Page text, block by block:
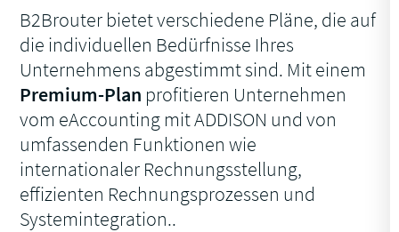
B2Brouter bietet verschiedene Pläne, die auf
die individuellen Bedürfnisse Ihres
Unternehmens abgestimmt sind. Mit einem
Premium-Plan profitieren Unternehmen
vom eAccounting mit ADDISON und von
umfassenden Funktionen wie
internationaler Rechnungsstellung,
effizienten Rechnungsprozessen und
Systemintegration..